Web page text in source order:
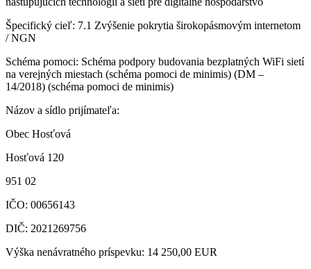
Špecifický cieľ: 7.1 Zvýšenie pokrytia širokopásmovým internetom
/ NGN
Schéma pomoci: Schéma podpory budovania bezplatných WiFi sietí
na verejných miestach (schéma pomoci de minimis) (DM –
14/2018) (schéma pomoci de minimis)
Názov a sídlo prijímateľa:
Obec Hosťová
Hosťová 120
951 02
IČO: 00656143
DIČ: 2021269756
Výška nenávratného príspevku: 14 250,00 EUR